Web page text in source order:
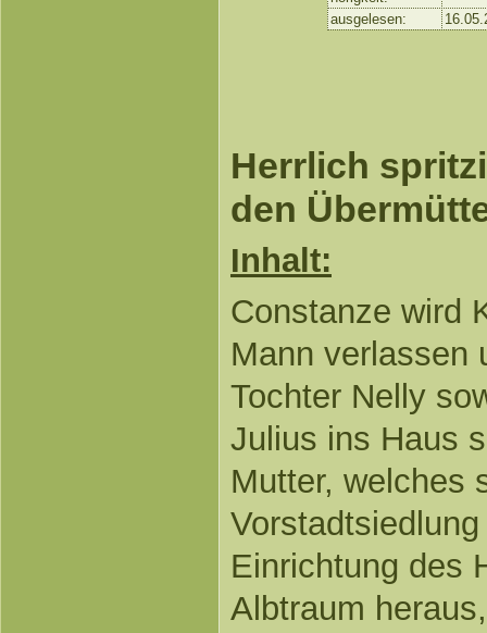
ausgelesen:
Herrlich
den
Inhalt:
Constanze wird
Mann verlassen
Tochter Nelly
Julius ins Haus
Mutter, welches
Einrichtung des
Albtraum